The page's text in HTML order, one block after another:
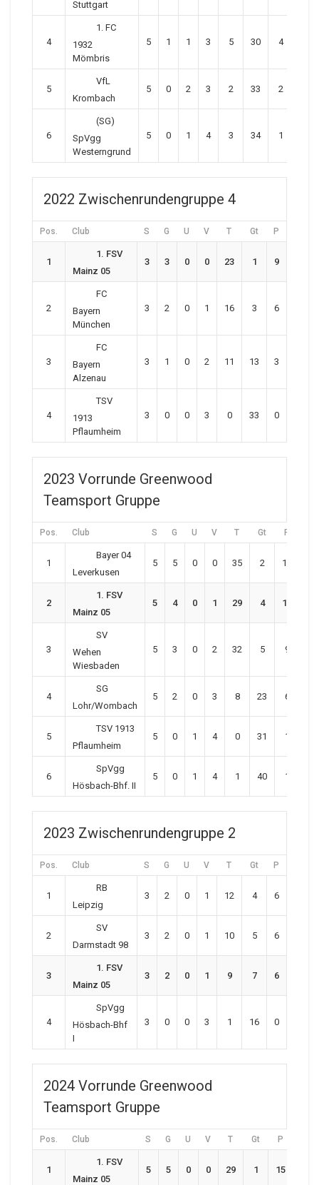
Stuttgart
4
1. FC
1932
Mömbris
5 1 1 3 5 30 4
5
VfL
Krombach
5 0 2 3 2 33 2
6
(SG)
SpVgg
Westerngrund
5 0 1 4 3 34 1
2022 Zwischenrundengruppe 4
Pos. Club S G U V T Gt P
1
1. FSV
Mainz 05
3 3 0 0 23 1 9
2
FC
Bayern
München
3 2 0 1 16 3 6
3
FC
Bayern
Alzenau
3 1 0 2 11 13 3
4
TSV
1913
Pflaumheim
3 0 0 3 0 33 0
2023 Vorrunde Greenwood
Teamsport Gruppe
Pos. Club S G U V T Gt P
1
Bayer 04
Leverkusen
5 5 0 0 35 2 15
2
1. FSV
Mainz 05
5 4 0 1 29 4 12
3
SV
Wehen
Wiesbaden
5 3 0 2 32 5 9
4
SG
Lohr/Wombach
5 2 0 3 8 23 6
5
TSV 1913
Pflaumheim
5 0 1 4 0 31 1
6
SpVgg
Hösbach-Bhf. II
5 0 1 4 1 40 1
2023 Zwischenrundengruppe 2
Pos. Club S G U V T Gt P
1
RB
Leipzig
3 2 0 1 12 4 6
2
SV
Darmstadt 98
3 2 0 1 10 5 6
3
1. FSV
Mainz 05
3 2 0 1 9 7 6
4
SpVgg
Hösbach-Bhf
I
3 0 0 3 1 16 0
2024 Vorrunde Greenwood
Teamsport Gruppe
Pos. Club S G U V T Gt P
1
1. FSV
Mainz 05
5 5 0 0 29 1 15